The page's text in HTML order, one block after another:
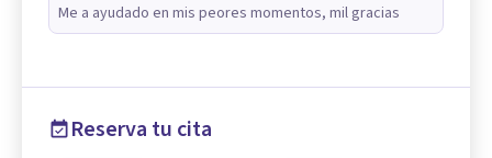
Me a ayudado en mis peores momentos, mil gracias
Reserva tu cita